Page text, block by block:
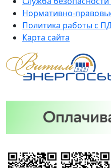
Нормативно-
Политика работы с
Карта сайта